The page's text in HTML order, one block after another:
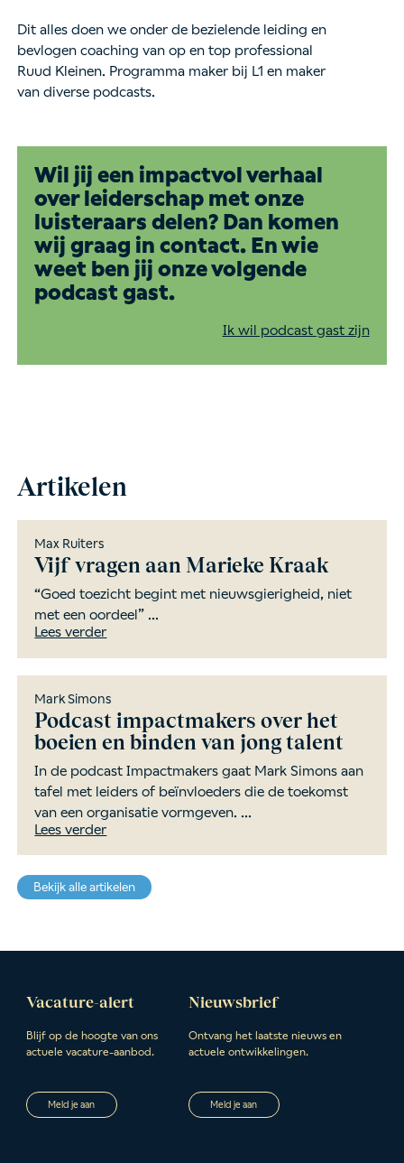
Dit alles doen we onder de bezielende leiding en
bevlogen coaching van op en top professional
Ruud Kleinen. Programma maker bij L1 en maker
van diverse podcasts.
Wil jij een impactvol verhaal
over leiderschap met onze
luisteraars delen? Dan komen
wij graag in contact. En wie
weet ben jij onze volgende
podcast gast.
Ik wil podcast gast zijn
Artikelen
Max Ruiters
Vijf vragen aan Marieke Kraak
“Goed toezicht begint met nieuwsgierigheid, niet
met een oordeel” ...
Lees verder
Mark Simons
Podcast impactmakers over het
boeien en binden van jong talent
In de podcast Impactmakers gaat Mark Simons aan
tafel met leiders of beïnvloeders die de toekomst
van een organisatie vormgeven. ...
Lees verder
Bekijk alle artikelen
Vacature-alert
Blijf op de hoogte van ons
actuele vacature-aanbod.
Meld je aan
Nieuwsbrief
Ontvang het laatste nieuws en
actuele ontwikkelingen.
Meld je aan